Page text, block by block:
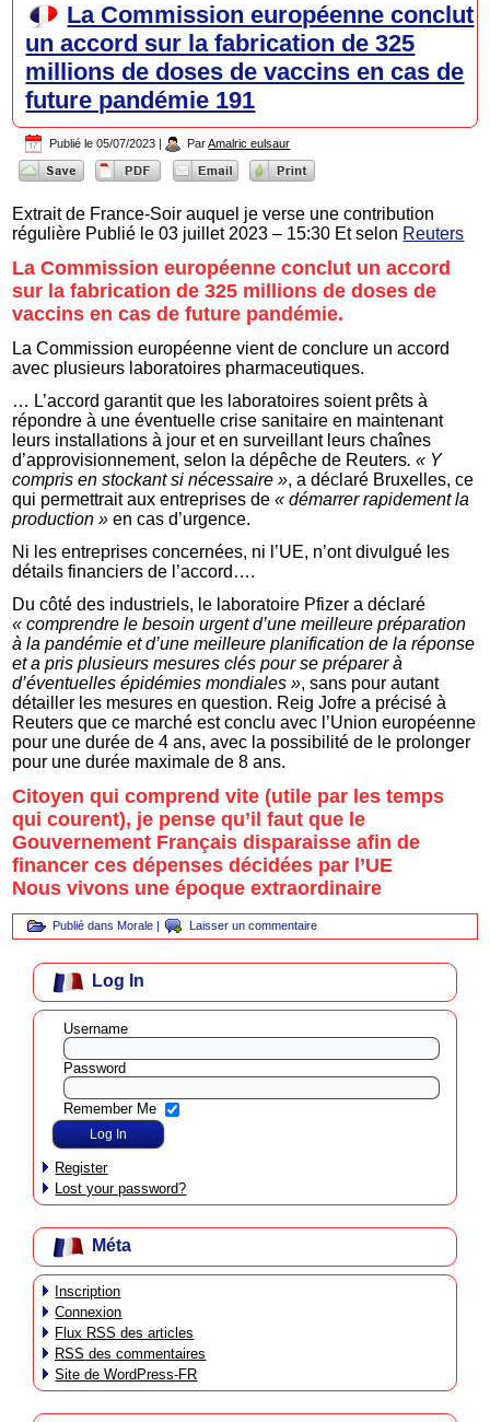
La Commission européenne conclut
un accord sur la fabrication de 325
millions de doses de vaccins en cas de
future pandémie 191
Publié le 05/07/2023 | Par Amalric eulsaur
Extrait de France-Soir auquel je verse une contribution
régulière Publié le 03 juillet 2023 – 15:30 Et selon Reuters
La Commission européenne conclut un accord
sur la fabrication de 325 millions de doses de
vaccins en cas de future pandémie.
La Commission européenne vient de conclure un accord
avec plusieurs laboratoires pharmaceutiques.
… L’accord garantit que les laboratoires soient prêts à
répondre à une éventuelle crise sanitaire en maintenant
leurs installations à jour et en surveillant leurs chaînes
d’approvisionnement, selon la dépêche de Reuters. « Y
compris en stockant si nécessaire », a déclaré Bruxelles, ce
qui permettrait aux entreprises de« démarrer rapidement la
production » en cas d’urgence.
Ni les entreprises concernées, ni l’UE, n’ont divulgué les
détails financiers de l’accord….
Du côté des industriels, le laboratoire Pfizer a déclaré
« comprendre le besoin urgent d’une meilleure préparation
à la pandémie et d’une meilleure planification de la réponse
et a pris plusieurs mesures clés pour se préparer à
d’éventuelles épidémies mondiales », sans pour autant
détailler les mesures en question. Reig Jofre a précisé à
Reuters que ce marché est conclu avec l’Union européenne
pour une durée de 4 ans, avec la possibilité de le prolonger
pour une durée maximale de 8 ans.
Citoyen qui comprend vite (utile par les temps
qui courent), je pense qu’il faut que le
Gouvernement Français disparaisse afin de
financer ces dépenses décidées par l’UE
Nous vivons une époque extraordinaire
Publié dans Morale | Laisser un commentaire
Log In
Username
Password
Remember Me
Register
Lost your password?
Méta
Inscription
Connexion
Flux RSS des articles
RSS des commentaires
Site de WordPress-FR